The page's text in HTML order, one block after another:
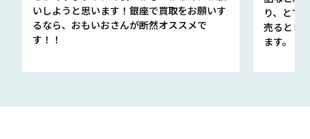
いしようと思います！銀座で買取をお願いす
るなら、おもいおさんが断然オススメで
す！！
り、とて
売るとき
ます。